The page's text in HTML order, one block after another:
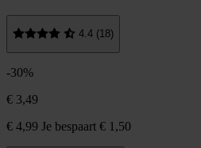
4.4 (18)
-30%
€ 3,49
€ 4,99 Je bespaart € 1,50